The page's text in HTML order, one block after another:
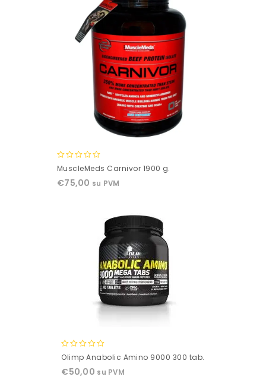
0
of
MuscleMeds Carnivor 1900 g.
€75,00 su PVM
0
of
Olimp Anabolic Amino 9000 300 tab.
€50,00 su PVM